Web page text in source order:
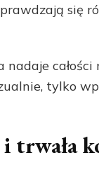
się
tylko
trwała